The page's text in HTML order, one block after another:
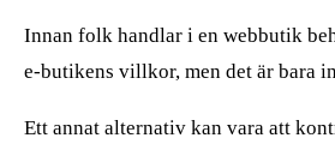
Innan folk handlar i en webbutik
e-butikens villkor, men det är bara
Ett annat alternativ kan vara att